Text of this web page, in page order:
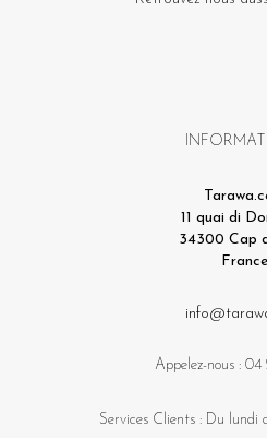
11 quai di
34300 Cap
France
Appelez-nous : 04
Services Clients : Du lundi